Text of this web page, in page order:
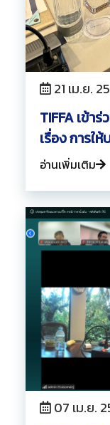
21 เม.ย.
TIFFA เข้า
เรื่อง การใ
2
อ่านเพิ่มเติม
07 เม.ย.